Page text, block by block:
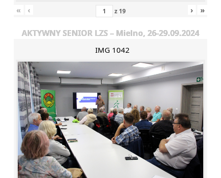
« ‹ z 19 › »
AKTYWNY SENIOR LZS – Mielno, 26-29.09.2024
IMG 1042